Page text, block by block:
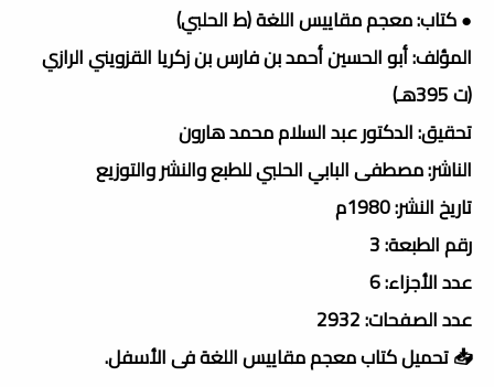
● كتاب: معجم مقاييس اللغة (ط الحلبي)
المؤلف: أبو الحسين أحمد بن فارس بن زكريا القزويني الرازي
(ت 395هـ)
تحقيق: الدكتور عبد السلام محمد هارون
الناشر: مصطفى البابي الحلبي للطبع والنشر والتوزيع
تاريخ النشر: 1980م
رقم الطبعة: 3
عدد الأجزاء: 6
عدد الصفحات: 2932
📥 تحميل كتاب معجم مقاييس اللغة فى الأسفل.